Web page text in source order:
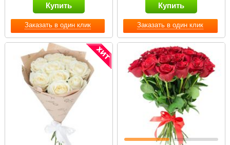
Заказать в один клик
Купить
Заказать в один клик
Купить